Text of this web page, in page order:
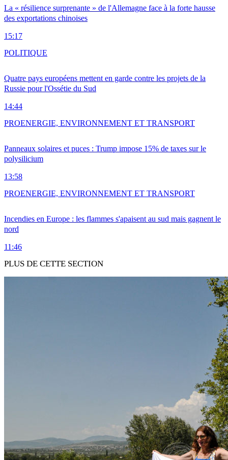
La « résilience surprenante » de l'Allemagne face à la forte hausse
des exportations chinoises
15:17
Quatre pays européens mettent en garde contre les projets de la
Russie pour l'Ossétie du Sud
14:44
POLITIQUE
Panneaux solaires et puces : Trump impose 15% de taxes sur le
polysilicium
13:58
PROENERGIE, ENVIRONNEMENT ET TRANSPORT
Incendies en Europe : les flammes s'apaisent au sud mais gagnent le
nord
11:46
PROENERGIE, ENVIRONNEMENT ET TRANSPORT
PLUS DE CETTE SECTION